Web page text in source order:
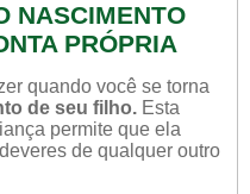
NASCIMENTO
PRÓPRIA
quando você se torna
de seu filho. Esta
permite que ela
de qualquer outro